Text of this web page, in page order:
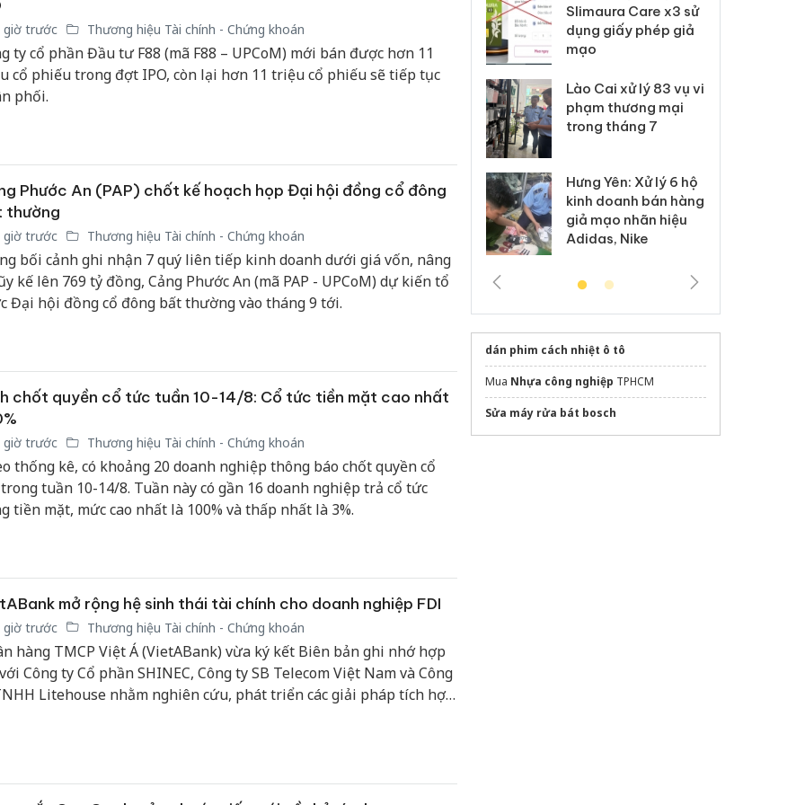
giờ trước Thương hiệu Tài chính - Chứng khoán
ty cổ phần Đầu tư F88 (mã F88 – UPCoM) mới bán được hơn 11
cổ phiếu trong đợt IPO, còn lại hơn 11 triệu cổ phiếu sẽ tiếp tục
phối.
Phước An (PAP) chốt kế hoạch họp Đại hội đồng cổ đông
thường
giờ trước Thương hiệu Tài chính - Chứng khoán
bối cảnh ghi nhận 7 quý liên tiếp kinh doanh dưới giá vốn, nâng
kế lên 769 tỷ đồng, Cảng Phước An (mã PAP - UPCoM) dự kiến tổ
Đại hội đồng cổ đông bất thường vào tháng 9 tới.
chốt quyền cổ tức tuần 10-14/8: Cổ tức tiền mặt cao nhất
giờ trước Thương hiệu Tài chính - Chứng khoán
thống kê, có khoảng 20 doanh nghiệp thông báo chốt quyền cổ
tuần 10-14/8. Tuần này có gần 16 doanh nghiệp trả cổ tức
tiền mặt, mức cao nhất là 100% và thấp nhất là 3%.
mở rộng hệ sinh thái tài chính cho doanh nghiệp FDI
giờ trước Thương hiệu Tài chính - Chứng khoán
hàng TMCP Việt Á (VietABank) vừa ký kết Biên bản ghi nhớ hợp
Công ty Cổ phần SHINEC, Công ty SB Telecom Việt Nam và Công
Litehouse nhằm nghiên cứu, phát triển các giải pháp tích hợp
kinh doanh
Công an Thanh Hóa
Thanh Hóa: Tìm bị
hại trong vụ án buôn
Slimaura Care x3 sử
dụng giấy phép giả
mạo
Lào Cai xử lý 83 vụ vi
phạm thương mại
trong tháng 7
Hưng Yên: Xử lý 6 hộ
kinh doanh bán hàng
giả mạo nhãn hiệu
Adidas, Nike
dán phim cách nhiệt ô tô
Mua Nhựa công nghiệp TPHCM
Sửa máy rửa bát bosch